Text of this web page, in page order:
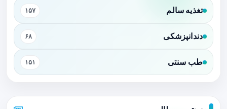
تغذیه سالم ۱۵۷
دندانپزشکی ۶۸
طب سنتی ۱۵۱